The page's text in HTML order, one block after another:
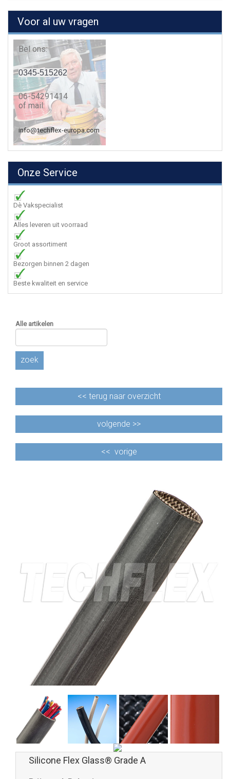
Voor al uw vragen
Bel ons:
0345-515262
06-54291414
of mail:
info@techflex-europa.com
Onze Service
Dè Vakspecialist
Alles leveren uit voorraad
Groot assortiment
Bezorgen binnen 2 dagen
Beste kwaliteit en service
Alle artikelen
zoek
<< terug naar overzicht
volgende >>
<< vorige
Silicone Flex Glass® Grade A